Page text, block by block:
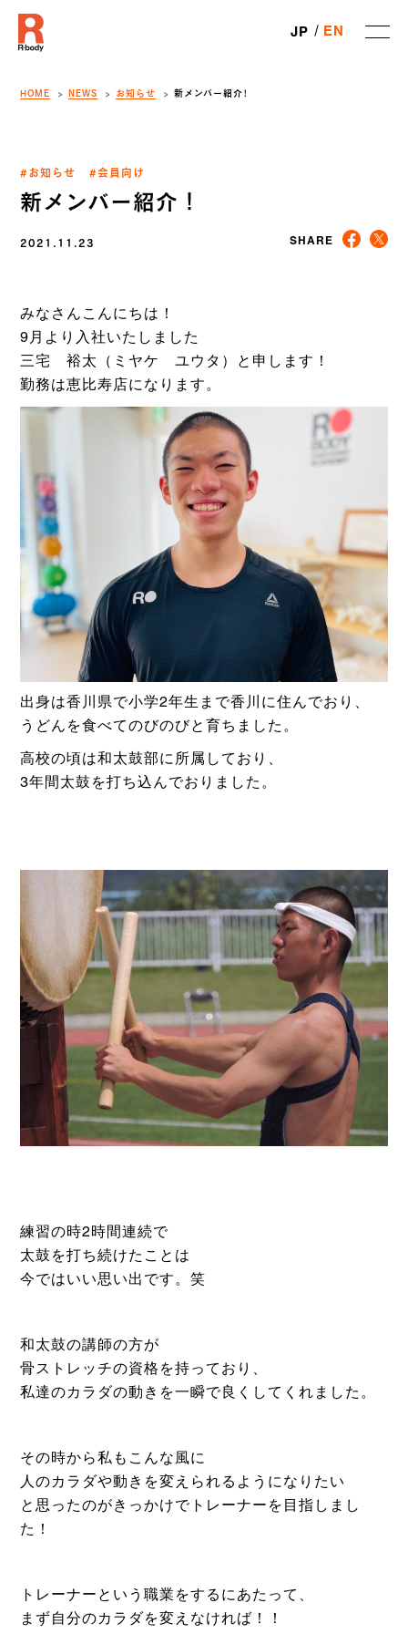
JP EN
HOME NEWS お知らせ 新メンバー紹介！
#お知らせ #会員向け
新メンバー紹介！
2021.11.23 SHARE
みなさんこんにちは！
9月より入社いたしました
三宅 裕太（ミヤケ ユウタ）と申します！
勤務は恵比寿店になります。
出身は香川県で小学2年生まで香川に住んでおり、
うどんを食べてのびのびと育ちました。
高校の頃は和太鼓部に所属しており、
3年間太鼓を打ち込んでおりました。
練習の時2時間連続で
太鼓を打ち続けたことは
今ではいい思い出です。笑
和太鼓の講師の方が
骨ストレッチの資格を持っており、
私達のカラダの動きを一瞬で良くしてくれました。
その時から私もこんな風に
人のカラダや動きを変えられるようになりたい
と思ったのがきっかけでトレーナーを目指しまし
た！
トレーナーという職業をするにあたって、
まず自分のカラダを変えなければ！！